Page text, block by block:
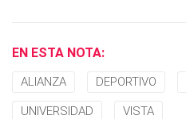
EN ESTA NOTA:
ALIANZA DEPORTIVO
UNIVERSIDAD VISTA